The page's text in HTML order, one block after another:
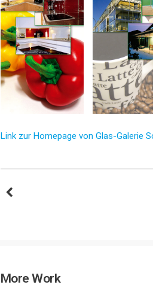
Link zur Homepage von Glas-Galerie
More Work